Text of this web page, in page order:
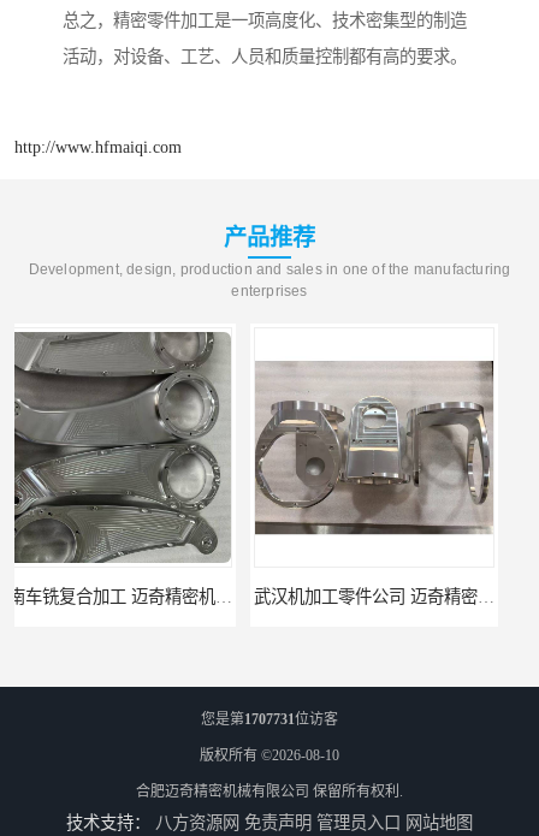
总之，精密零件加工是一项高度化、技术密集型的制造
活动，对设备、工艺、人员和质量控制都有高的要求。
http://www.hfmaiqi.com
产品推荐
Development, design, production and sales in one of the manufacturing
enterprises
武汉机加工零件公司 迈奇精密机械 批量订单可免费打样
您是第1707731位访客
版权所有 ©2026-08-10
合肥迈奇精密机械有限公司 保留所有权利.
技术支持： 八方资源网 免责声明 管理员入口 网站地图